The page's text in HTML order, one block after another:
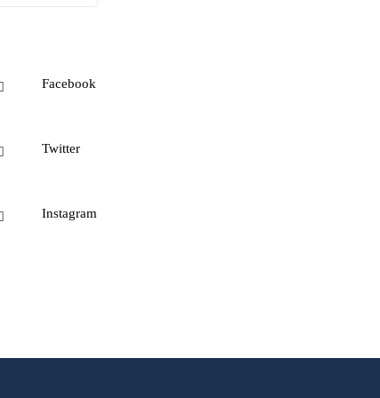
Facebook
Twitter
Instagram